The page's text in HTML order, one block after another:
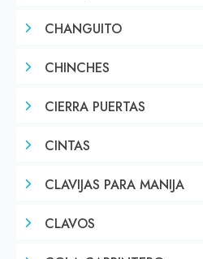
CHANGUITO
CHINCHES
CIERRA PUERTAS
CINTAS
CLAVIJAS PARA MANIJA
CLAVOS